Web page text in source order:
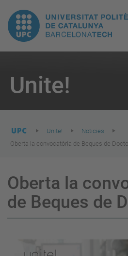
UPC.
Universitat
Politècnica
de
Catalunya
Unite!
are
here:
Unite!
Noticies
Oberta la convocatòria de Beques de
Oberta la
de Beques de